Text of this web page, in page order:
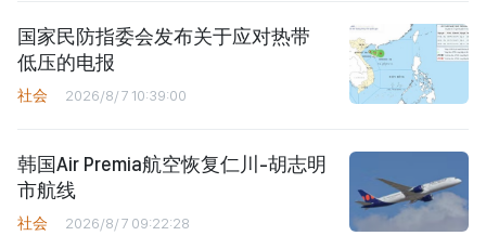
国家民防指委会发布关于应对热带
低压的电报
社会 2026/8/7 10:39:00
韩国Air Premia航空恢复仁川-胡志明
市航线
社会 2026/8/7 09:22:28